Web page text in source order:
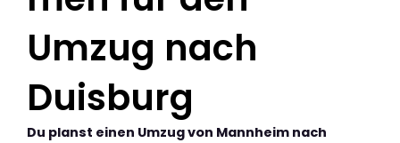
Umzug nach
Duisburg
Du planst einen Umzug von Mannheim nach